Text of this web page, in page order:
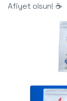
Afiyet olsun! ☕️